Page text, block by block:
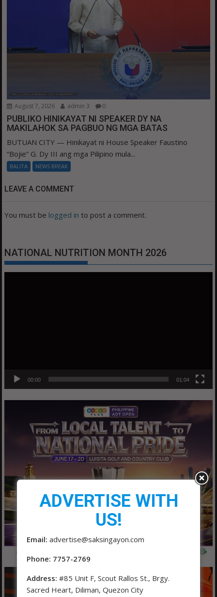
August 7, 2026 admin 3 0
PUBLIKO HINIKAYAT NI SPEAKER DY NA
MAKILAHOK SA PAGBUO NG MGA BATAS
BUTUAN CITY — Hinikayat ni House Speaker Faustino
“Bojie” G. Dy III ang mga Pilipino mula...
BALITA NEWS BREAK
LEAVE A COMMENT
You must be logged in to post a comment.
NATIONAL NUTRITION MONTH 2026
00:00 01:04
ADVERTISE WITH
US!
Email: advertise@saksingayon.com
Phone: 7757-2769
Address: #85 Unit F, Scout Rallos St., Brgy.
Sacred Heart, Diliman, Quezon City